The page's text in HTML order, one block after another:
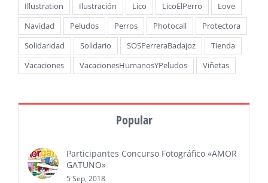
Illustration
Ilustración Lico LicoElPerro
Love
Navidad
Peludos Perros Photocall
Protectora
Solidaridad
Solidario SOSPerreraBadajoz
Tienda
Vacaciones
VacacionesHumanosYPeludos Viñetas
Popular
Participantes Concurso Fotográfico «AMOR
GATUNO»
5 Sep, 2018